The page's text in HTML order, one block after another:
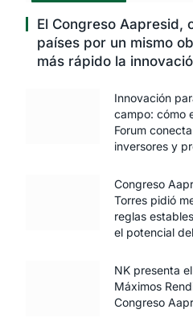
El Congreso Aapresid,
países por un mismo
más rápido la
Innovación
campo: cómo
Forum
inversores y
Congreso
Torres pidió
reglas
el potencial
NK presenta
Máximos
Congreso